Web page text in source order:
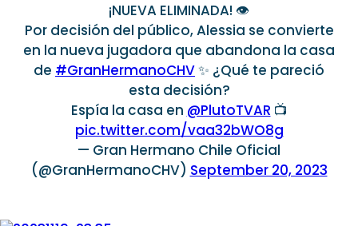
¡NUEVA ELIMINADA! 👁️
Por decisión del público, Alessia se convierte
en la nueva jugadora que abandona la casa
de #GranHermanoCHV✨ ¿Qué te pareció
esta decisión?
Espía la casa en @PlutoTVAR 📺
pic.twitter.com/vaa32bWO8g
— Gran Hermano Chile Oficial
(@GranHermanoCHV) September 20, 2023